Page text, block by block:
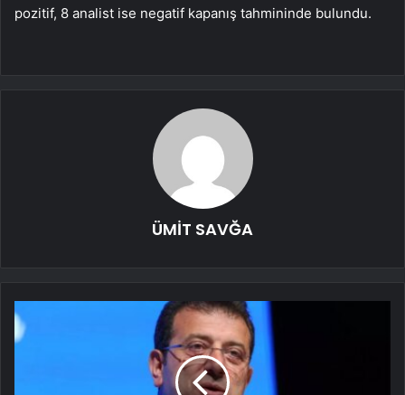
pozitif, 8 analist ise negatif kapanış tahmininde bulundu.
ÜMİT SAVĞA